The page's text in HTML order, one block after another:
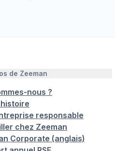
de Zeeman
nous ?
responsable
chez Zeeman
Corporate (anglais)